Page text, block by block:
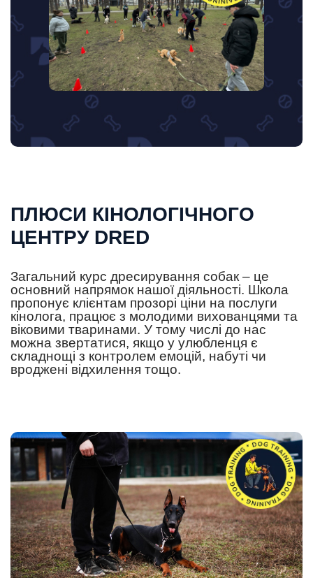
ПЛЮСИ КІНОЛОГІЧНОГО
ЦЕНТРУ DRED
Загальний курс дресирування собак – це
основний напрямок нашої діяльності. Школа
пропонує клієнтам прозорі ціни на послуги
кінолога, працює з молодими вихованцями та
віковими тваринами. У тому числі до нас
можна звертатися, якщо у улюбленця є
складнощі з контролем емоцій, набуті чи
вроджені відхилення тощо.